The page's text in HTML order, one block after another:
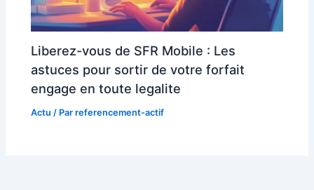
Liberez-vous de SFR Mobile : Les
astuces pour sortir de votre forfait
engage en toute legalite
Actu / Parreferencement-actif